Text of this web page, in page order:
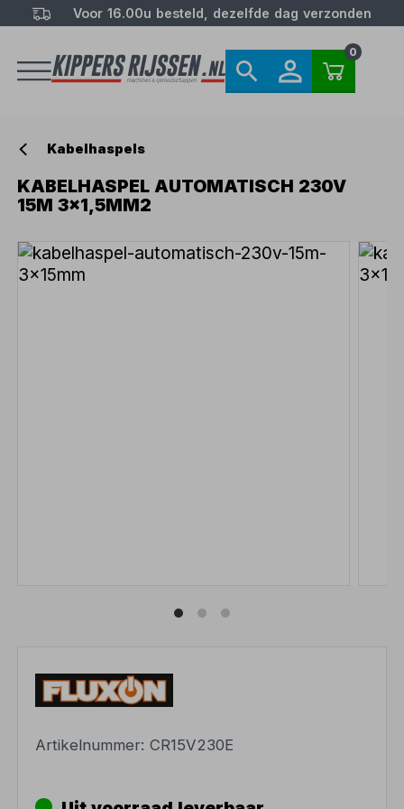
Voor 16.00u besteld, dezelfde dag verzonden
0
Kabelhaspels
KABELHASPEL AUTOMATISCH 230V
15M 3x1,5MM2
Artikelnummer:CR15V230E